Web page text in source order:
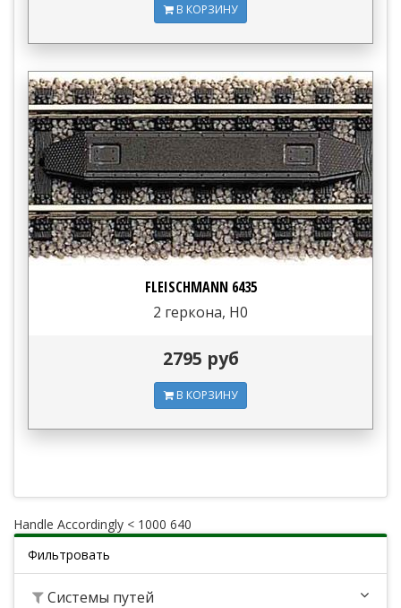
В КОРЗИНУ
FLEISCHMANN 6435
2 геркона, H0
2795 руб
В КОРЗИНУ
Handle Accordingly < 1000 640
Фильтровать
Системы путей